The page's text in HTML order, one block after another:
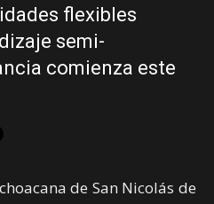
flexibles
semi-
comienza este
de San Nicolás de